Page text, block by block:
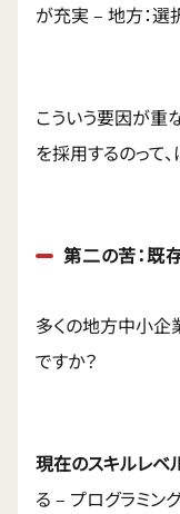
が充実 – 地方：選
こういう要因が重
を採用するのって
第二の苦：既
多くの地方中小企
ですか？
現在のスキルレベ
る – プログラミン